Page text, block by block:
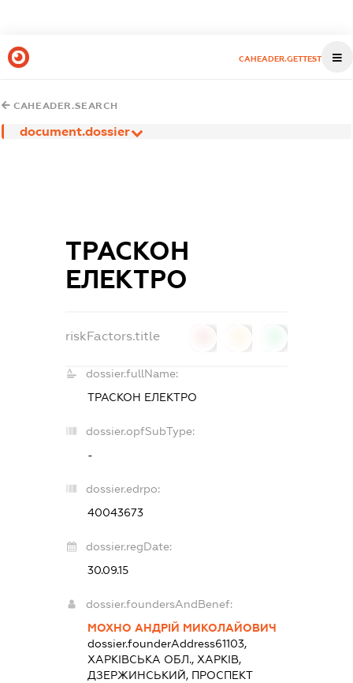
CAHEADER.GETTEST
CAHEADER.SEARCH
document.dossier
ТРАСКОН
ЕЛЕКТРО
riskFactors.title
dossier.fullName:
ТРАСКОН ЕЛЕКТРО
dossier.opfSubType:
-
dossier.edrpo:
40043673
dossier.regDate:
30.09.15
dossier.foundersAndBenef:
МОХНО АНДРІЙ МИКОЛАЙОВИЧ
dossier.founderAddress61103,
ХАРКІВСЬКА ОБЛ., ХАРКІВ,
ДЗЕРЖИНСЬКИЙ, ПРОСПЕКТ